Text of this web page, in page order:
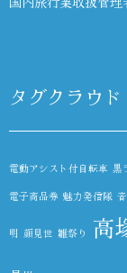
タグクラウド
電動アシスト付自転車 黒
電子商品券 魅力発信隊
明 顔見世 雛祭り 高